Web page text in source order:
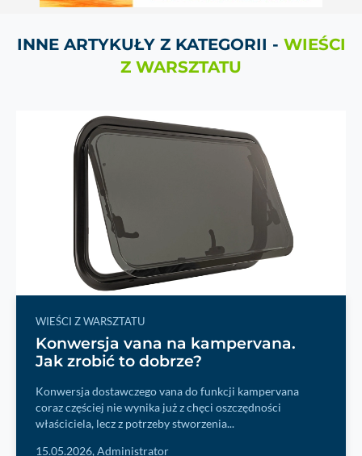
INNE ARTYKUŁY Z KATEGORII - WIEŚCI
Z WARSZTATU
WIEŚCI Z WARSZTATU
Konwersja vana na kampervana.
Jak zrobić to dobrze?
Konwersja dostawczego vana do funkcji kampervana
coraz częściej nie wynika już z chęci oszczędności
właściciela, lecz z potrzeby stworzenia...
15.05.2026,Administrator